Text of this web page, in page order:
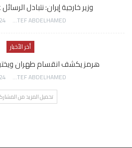
وزير خارجية إيران: نتبادل
AWATEF ABDELHAMED 24 ساعة منذ
أخر الأخبار
هرمز يكشف انقسام طهران
AWATEF ABDELHAMED 24 ساعة منذ
تحميل المزيد من